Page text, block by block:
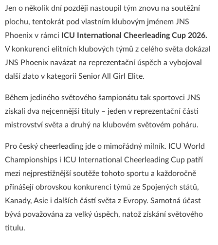
Jen o několik dní později nastoupil tým znovu na soutěžní
plochu, tentokrát pod vlastním klubovým jménem JNS
Phoenix v rámci ICU International Cheerleading Cup 2026.
V konkurenci elitních klubových týmů z celého světa dokázal
JNS Phoenix navázat na reprezentační úspěch a vybojoval
další zlato v kategorii Senior All Girl Elite.
Během jediného světového šampionátu tak sportovci JNS
získali dva nejcennější tituly – jeden v reprezentační části
mistrovství světa a druhý na klubovém světovém poháru.
Pro český cheerleading jde o mimořádný milník. ICU World
Championships i ICU International Cheerleading Cup patří
mezi nejprestižnější soutěže tohoto sportu a každoročně
přinášejí obrovskou konkurenci týmů ze Spojených států,
Kanady, Asie i dalších částí světa z Evropy. Samotná účast
bývá považována za velký úspěch, natož získání světového
titulu.